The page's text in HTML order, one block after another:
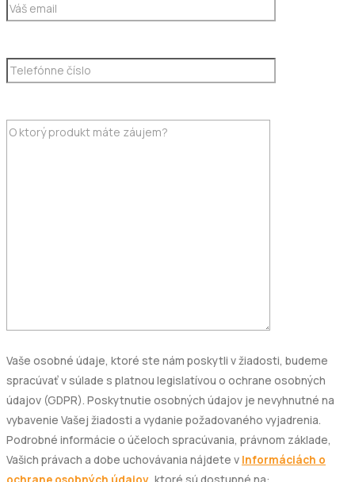
Vaše osobné údaje, ktoré ste nám poskytli v žiadosti, budeme
spracúvať v súlade s platnou legislatívou o ochrane osobných
údajov (GDPR). Poskytnutie osobných údajov je nevyhnutné na
vybavenie Vašej žiadosti a vydanie požadovaného vyjadrenia.
Podrobné informácie o účeloch spracúvania, právnom základe,
Vašich právach a dobe uchovávania nájdete v Informáciách o